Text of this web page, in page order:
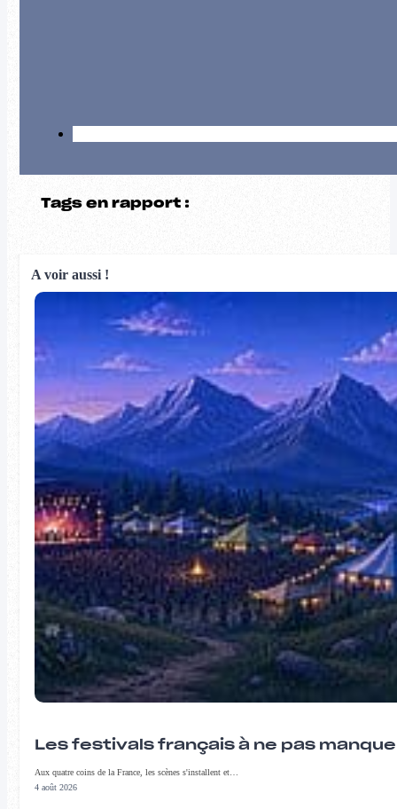
Tags en rapport :
A voir aussi !
Les festivals français à ne pas
Aux quatre coins de la France, les scènes s'installent et…
4 août 2026